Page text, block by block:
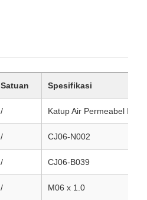
Satuan Spesifikasi
/ Katup Air Permeabel
/ CJ06-N002
/ CJ06-B039
/ M06 x 1.0